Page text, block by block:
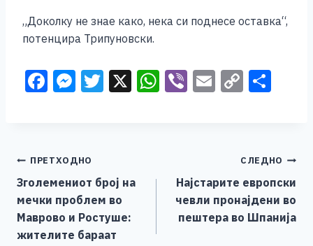
„Доколку не знае како, нека си поднесе оставка“,
потенцира Трипуновски.
F
b
o
o
k
M
n
g
er
T X W Vi E C
Li
n
k
Навигација
на
напис
ПРЕТХОДНО
Зголемениот број на
мечки проблем во
Маврово и Ростуше:
жителите бараат
СЛЕДНО
Најстарите европски
чевли пронајдени во
пештера во Шпанија